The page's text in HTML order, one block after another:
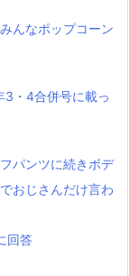
んなポップコーン
3・4合併号に載っ
パンツに続きボデ
おじさんだけ言わ
回答